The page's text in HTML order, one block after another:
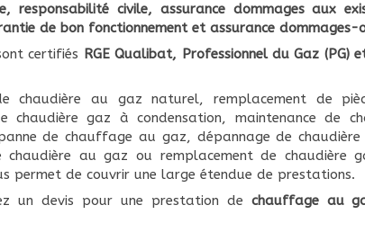
responsabilité civile, assurance dommages aux
de bon fonctionnement et assurance dommages-
certifiés RGE Qualibat, Professionnel du Gaz (PG)
chaudière au gaz naturel, remplacement de
chaudière gaz à condensation, maintenance de
de chauffage au gaz, dépannage de
chaudière au gaz ou remplacement de chaudière
permet de couvrir une large étendue de prestations.
un devis pour une prestation de chauffage au